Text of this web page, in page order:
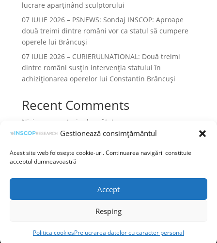
Gestionează consimțământul
Acest site web folosește cookie-uri. Continuarea navigării constituie
acceptul dumneavoastră
Accept
Resping
Politica cookiesPrelucrarea datelor cu caracter personal
lucrare aparținând sculptorului
07 IULIE 2026 – PSNEWS: Sondaj INSCOP: Aproape
două treimi dintre români vor ca statul să cumpere
operele lui Brâncuși
07 IULIE 2026 – CURIERULNATIONAL: Două treimi
dintre români susțin intervenția statului în
achiziționarea operelor lui Constantin Brâncuși
Recent Comments
Niciun comentariu de arătat.
Prelucrarea datelor cu caracter personal
Politica cookies
©INSCOP Research